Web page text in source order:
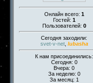
Онлайн всего: 1
Гостей: 1
Пользователей: 0
Сегодня заходили:
svet-v-net, lubasha
К нам присоединились:
Сегодня: 0
Вчера: 0
За неделю: 0
За месяц: 1